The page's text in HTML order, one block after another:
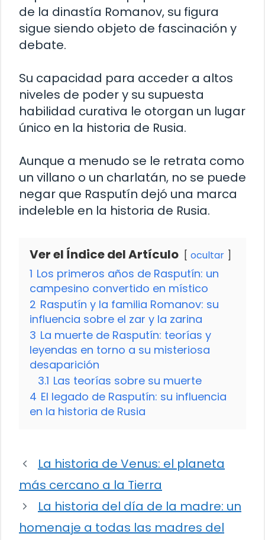
de la dinastía Romanov, su figura
sigue siendo objeto de fascinación y
debate.
Su capacidad para acceder a altos
niveles de poder y su supuesta
habilidad curativa le otorgan un lugar
único en la historia de Rusia.
Aunque a menudo se le retrata como
un villano o un charlatán, no se puede
negar que Rasputín dejó una marca
indeleble en la historia de Rusia.
Ver el Índice del Artículo ocultar
1 Los primeros años de Rasputín: un
campesino convertido en místico
2 Rasputín y la familia Romanov: su
influencia sobre el zar y la zarina
3 La muerte de Rasputín: teorías y
leyendas en torno a su misteriosa
desaparición
3.1 Las teorías sobre su muerte
4 El legado de Rasputín: su influencia
en la historia de Rusia
La historia de Venus: el planeta
más cercano a la Tierra
La historia del día de la madre: un
homenaje a todas las madres del